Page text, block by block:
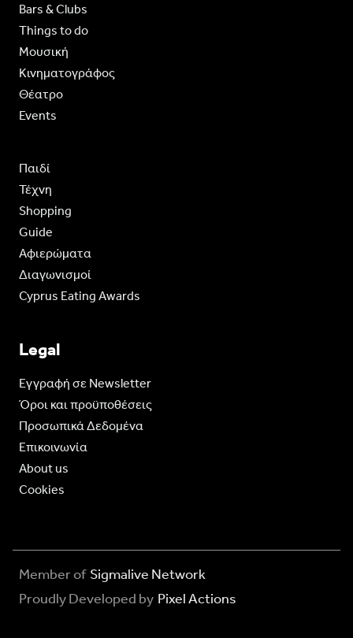
Bars & Clubs
Things to do
Moυσική
Κινηματογράφος
Θέατρο
Events
Παιδί
Τέχνη
Shopping
Guide
Aφιερώματα
Διαγωνισμοί
Cyprus Eating Awards
Legal
Eγγραφή σε Newsletter
Όροι και προϋποθέσεις
Προσωπικά Δεδομένα
Επικοινωνία
About us
Cookies
Member of Sigmalive Network
Proudly Developed by Pixel Actions